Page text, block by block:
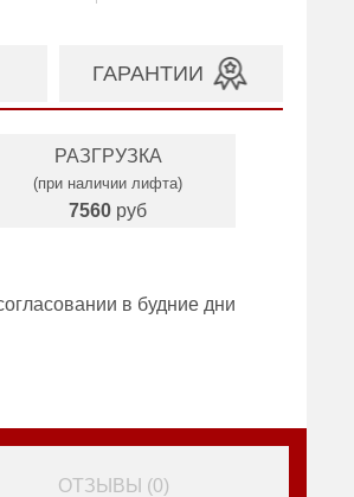
ГАРАНТИИ
РАЗГРУЗКА
(при наличии лифта)
7560 руб
в будние дни
ОТЗЫВЫ (0)